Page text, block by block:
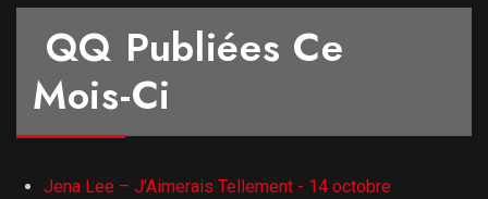
QQ Publiées Ce
Mois-Ci
Jena Lee – J’Aimerais Tellement - 14 octobre